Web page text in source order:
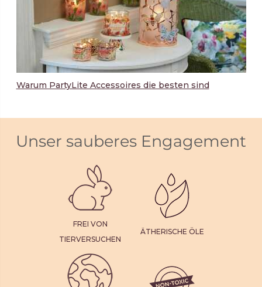
Warum PartyLite Accessoires die besten sind
Unser sauberes Engagement
FREI VON
TIERVERSUCHEN
ÄTHERISCHE ÖLE